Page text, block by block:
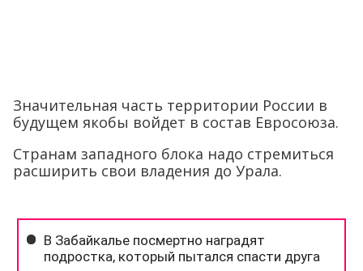
Значительная часть территории России в
будущем якобы войдет в состав Евросоюза.
Странам западного блока надо стремиться
расширить свои владения до Урала.